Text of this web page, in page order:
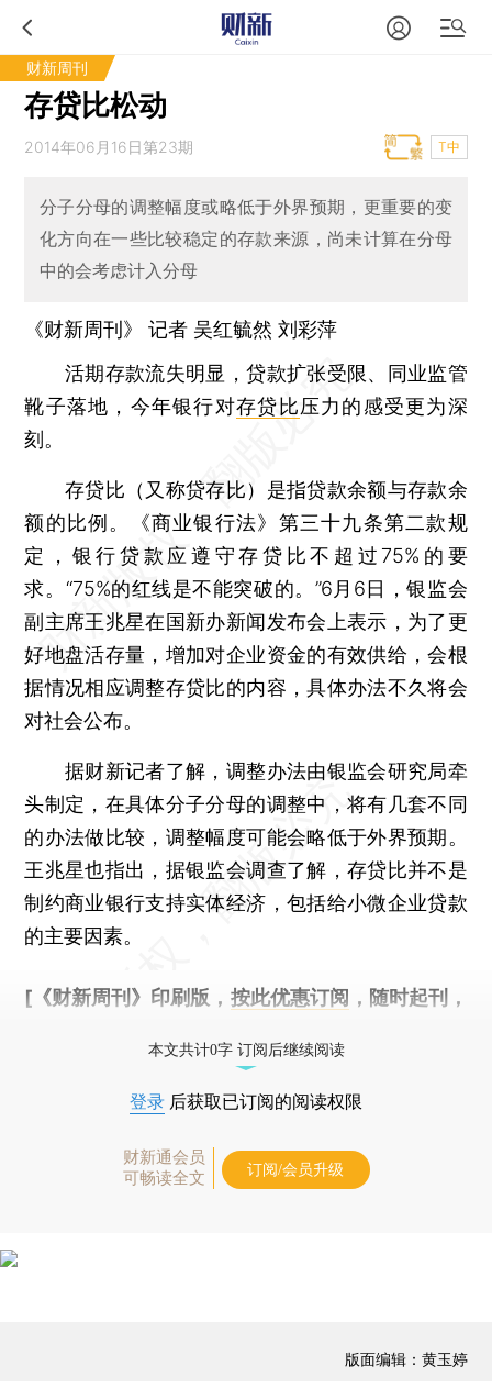
财新周刊
存贷比松动
2014年06月16日第23期 T中
分子分母的调整幅度或略低于外界预期，更重要的变
化方向在一些比较稳定的存款来源，尚未计算在分母
中的会考虑计入分母
《财新周刊》 记者 吴红毓然 刘彩萍
活期存款流失明显，贷款扩张受限、同业监管
靴子落地，今年银行对存贷比压力的感受更为深
刻。
存贷比（又称贷存比）是指贷款余额与存款余
额的比例。《商业银行法》第三十九条第二款规
定，银行贷款应遵守存贷比不超过75%的要
求。“75%的红线是不能突破的。”6月6日，银监会
副主席王兆星在国新办新闻发布会上表示，为了更
好地盘活存量，增加对企业资金的有效供给，会根
据情况相应调整存贷比的内容，具体办法不久将会
对社会公布。
据财新记者了解，调整办法由银监会研究局牵
头制定，在具体分子分母的调整中，将有几套不同
的办法做比较，调整幅度可能会略低于外界预期。
王兆星也指出，据银监会调查了解，存贷比并不是
制约商业银行支持实体经济，包括给小微企业贷款
的主要因素。
[《财新周刊》印刷版， 按此优惠订阅 ，随时起刊，
本文共计0字 订阅后继续阅读
登录 后获取已订阅的阅读权限
财新通会员
可畅读全文
订阅/会员升级
版面编辑：黄玉婷